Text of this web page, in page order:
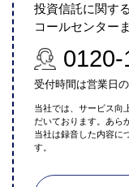
投資信託に関す
コールセンター
受付時間は営業日
当社では、サービス向
だいております。あら
当社は録音した内容に
す。